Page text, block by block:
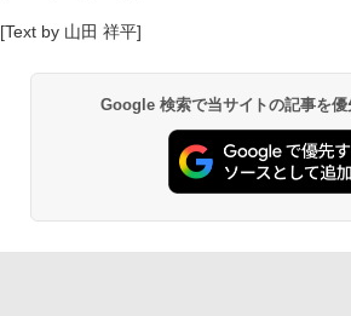
[Text by 山田 祥平]
Google 検索で当サイトの記事を優